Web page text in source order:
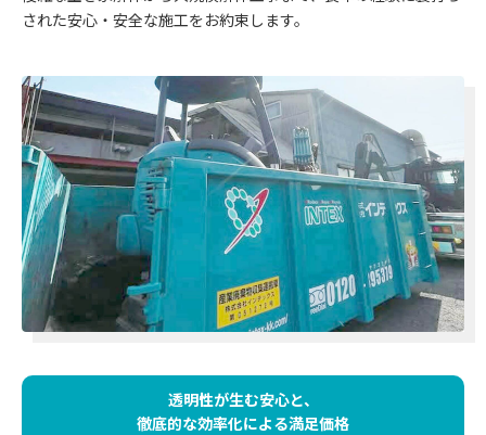
された安心・安全な施工をお約束します。
透明性が生む安心と、
徹底的な効率化による満足価格